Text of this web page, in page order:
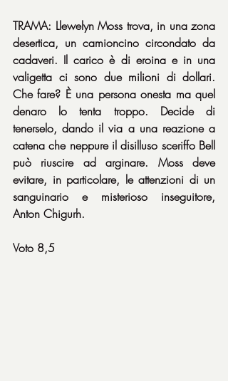
TRAMA: Llewelyn Moss trova, in una zona
desertica, un camioncino circondato da
cadaveri. Il carico è di eroina e in una
valigetta ci sono due milioni di dollari.
Che fare? È una persona onesta ma quel
denaro lo tenta troppo. Decide di
tenerselo, dando il via a una reazione a
catena che neppure il disilluso sceriffo Bell
può riuscire ad arginare. Moss deve
evitare, in particolare, le attenzioni di un
sanguinario e misterioso inseguitore,
Anton Chigurh.
Voto 8,5